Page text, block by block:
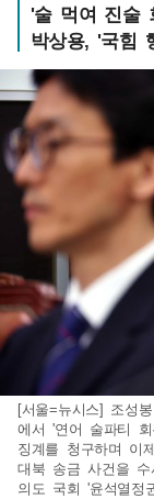
'술 먹여 진술
박상용, '국힘
[서울=뉴시스] 조성
에서 '연어 술파티
징계를 청구하며 이
대북 송금 사건을
의도 국회 '윤석열정